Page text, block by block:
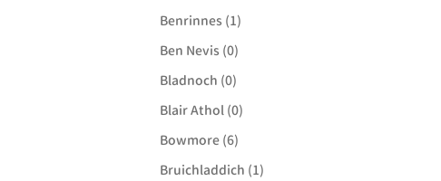
Benrinnes (1)
Ben Nevis (0)
Bladnoch (0)
Blair Athol (0)
Bowmore (6)
Bruichladdich (1)